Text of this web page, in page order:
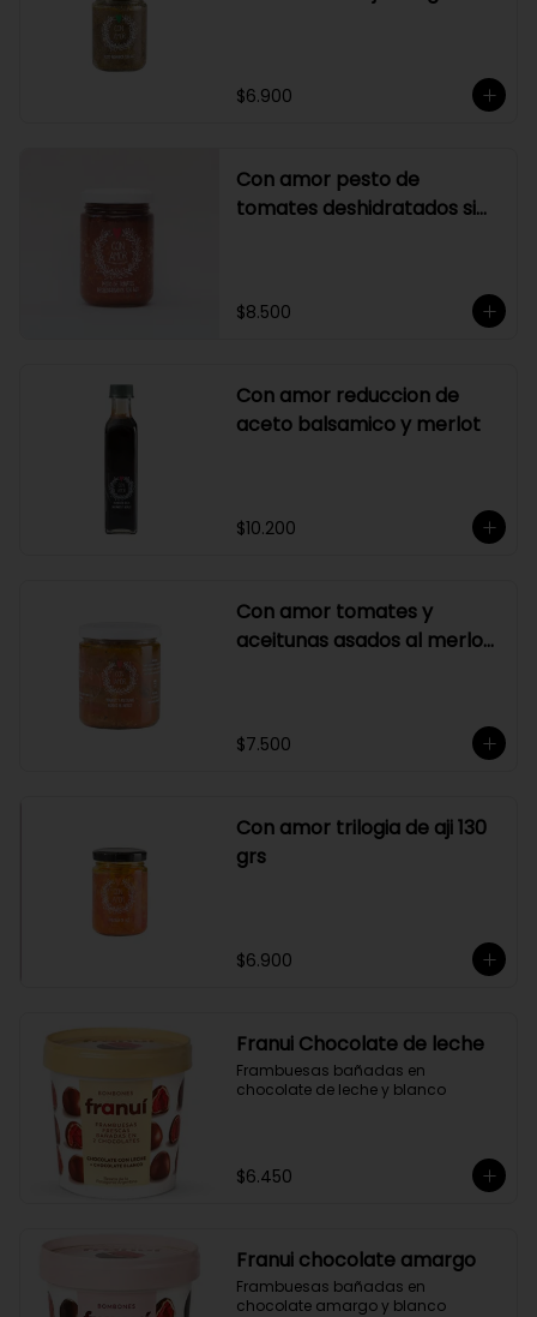
$6.900
Con amor pesto de
tomates deshidratados sin
$8.500
Con amor reduccion de
aceto balsamico y merlot
$10.200
Con amor tomates y
aceitunas asados al merlot
$7.500
Con amor trilogia de aji 130
grs
$6.900
Franui Chocolate de leche
Frambuesas bañadas en
chocolate de leche y blanco
$6.450
Franui chocolate amargo
Frambuesas bañadas en
chocolate amargo y blanco